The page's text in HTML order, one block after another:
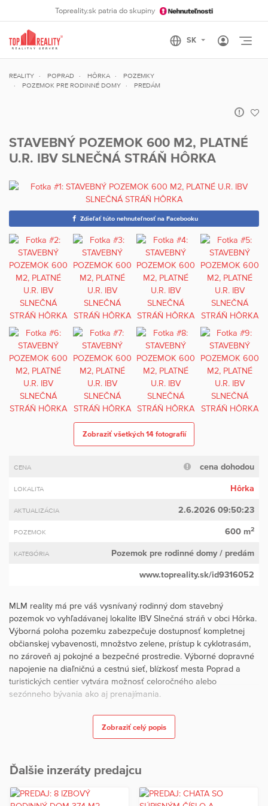
Topreality.sk patria do skupiny
REALITY POPRAD HÔRKA
POZEMKY
POZEMOK PRE RODINNÉ DOMY
PREDÁM
STAVEBNÝ POZEMOK 600 M2, PLATNÉ
U.R. IBV SLNEČNÁ STRÁŇ HÔRKA
Zdieľať túto nehnuteľnosť na Facebooku
Zobraziť všetkých 14 fotografií
CENA cena dohodou
LOKALITA Hôrka
AKTUALIZÁCIA 2.6.2026 09:50:23
POZEMOK 600 m2
KATEGÓRIA Pozemok pre rodinné domy/ predám
www.topreality.sk/id9316052
MLM reality má pre váš vysnívaný rodinný dom stavebný
pozemok vo vyhľadávanej lokalite IBV Slnečná stráň v obci Hôrka.
Výborná poloha pozemku zabezpečuje dostupnosť kompletnej
občianskej vybavenosti, množstvo zelene, prístup k cyklotrasám,
no zároveň aj pokojné a bezpečné prostredie. Výborné dopravné
napojenie na diaľničnú a cestnú sieť, blízkosť mesta Poprad a
turistických centier vytvára možnosť celoročného alebo
sezónneho bývania ako aj prenajímania.
• celková rozloha 600 m2, rozmery 21 m x 29 m
• projektová dokumentácia pre stavebné povolenie, 4 izbový
domu, index zastavanosti je 30 %
alebo v doplnkovom objekte pri rodinnom dome
Zobraziť celý popis
Ďalšie inzeráty predajcu